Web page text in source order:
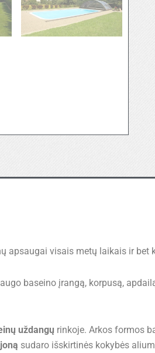
apsaugai visais metų laikais ir bet
baseino įrangą, korpusą,
uždangų rinkoje. Arkos formos
sudaro išskirtinės kokybės